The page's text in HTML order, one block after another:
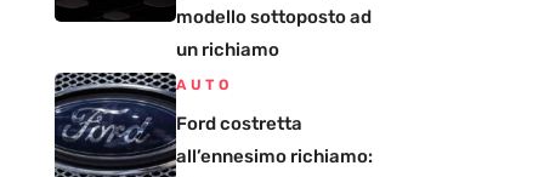
modello sottoposto ad
un richiamo
AUTO
Ford costretta
all’ennesimo richiamo: